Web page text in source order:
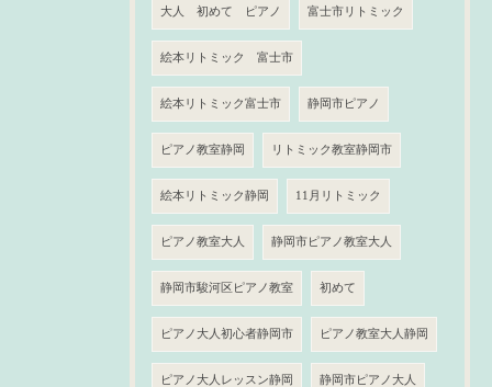
大人 初めて ピアノ 富士市リトミック
絵本リトミック 富士市
絵本リトミック富士市 静岡市ピアノ
ピアノ教室静岡 リトミック教室静岡市
絵本リトミック静岡 11月リトミック
ピアノ教室大人 静岡市ピアノ教室大人
静岡市駿河区ピアノ教室 初めて
ピアノ大人初心者静岡市 ピアノ教室大人静岡
ピアノ大人レッスン静岡 静岡市ピアノ大人